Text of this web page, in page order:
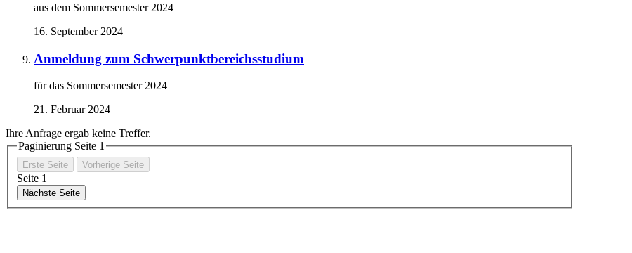
aus dem Sommersemester 2024
16. September 2024
Anmeldung zum Schwerpunktbereichsstudium
für das Sommersemester 2024
21. Februar 2024
Ihre Anfrage ergab keine Treffer.
Paginierung Seite 1
Erste Seite Vorherige Seite
Seite 1
Nächste Seite